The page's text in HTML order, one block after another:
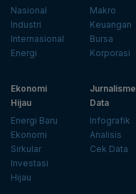
Nasional
Industri
Internasional
Energi
Makro
Keuangan
Bursa
Korporasi
Ekonomi
Hijau
Energi Baru
Ekonomi
Sirkular
Investasi
Hijau
Jurnalisme
Data
Infografik
Analisis
Cek Data